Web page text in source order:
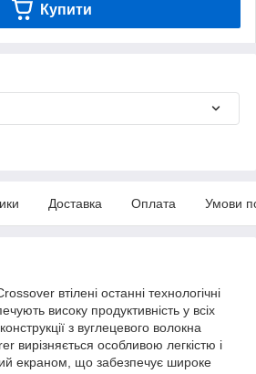
Купити
Доставка Оплата Умови
втілені останні технологічні
високу продуктивність у всіх
з вуглецевого волокна
вирізняється особливою легкістю і
екраном, що забезпечує широке